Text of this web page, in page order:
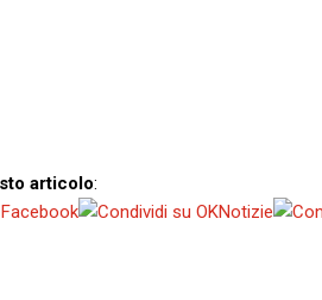
articolo: